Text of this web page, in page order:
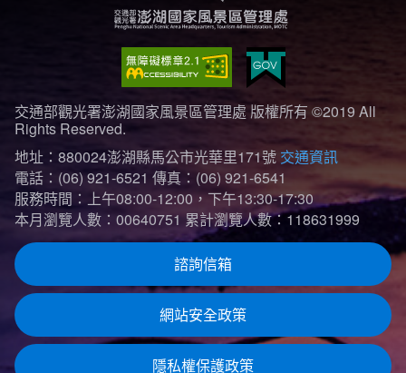
交通部觀光署澎湖國家風景區管理處 版權所有 ©2019 All
Rights Reserved.
地址：880024澎湖縣馬公市光華里171號 交通資訊
電話：(06) 921-6521 傳真：(06) 921-6541
服務時間：上午08:00-12:00，下午13:30-17:30
本月瀏覽人數：00640751 累計瀏覽人數：118631999
諮詢信箱
網站安全政策
隱私權保護政策